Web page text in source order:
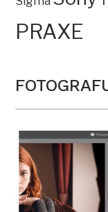
PRAXE